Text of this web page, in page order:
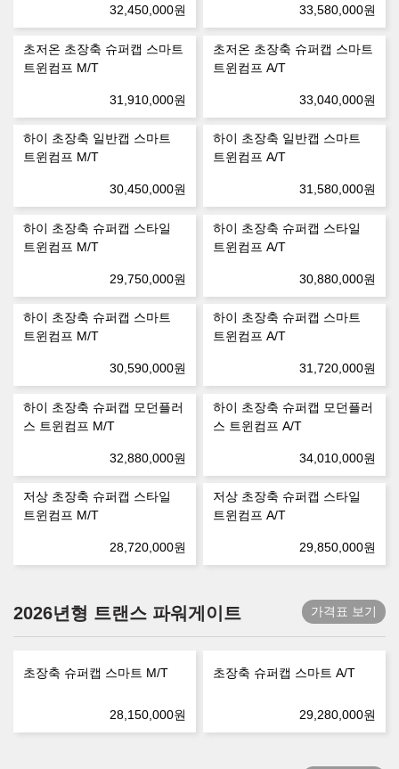
32,450,000원 33,580,000원
초저온 초장축 슈퍼캡 스마트
트윈컴프 M/T
31,910,000원
초저온 초장축 슈퍼캡 스마트
트윈컴프 A/T
33,040,000원
하이 초장축 일반캡 스마트
트윈컴프 M/T
30,450,000원
하이 초장축 일반캡 스마트
트윈컴프 A/T
31,580,000원
하이 초장축 슈퍼캡 스타일
트윈컴프 M/T
29,750,000원
하이 초장축 슈퍼캡 스타일
트윈컴프 A/T
30,880,000원
하이 초장축 슈퍼캡 스마트
트윈컴프 M/T
30,590,000원
하이 초장축 슈퍼캡 스마트
트윈컴프 A/T
31,720,000원
하이 초장축 슈퍼캡 모던플러
스 트윈컴프 M/T
32,880,000원
하이 초장축 슈퍼캡 모던플러
스 트윈컴프 A/T
34,010,000원
저상 초장축 슈퍼캡 스타일
트윈컴프 M/T
28,720,000원
저상 초장축 슈퍼캡 스타일
트윈컴프 A/T
29,850,000원
2026년형 트랜스 파워게이트 가격표 보기
초장축 슈퍼캡 스마트 M/T
28,150,000원
초장축 슈퍼캡 스마트 A/T
29,280,000원